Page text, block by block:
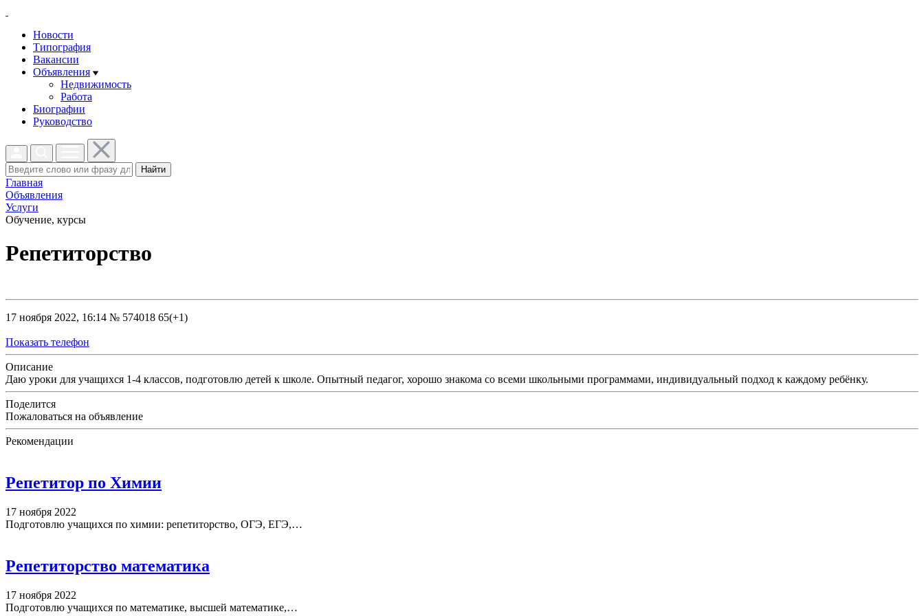
Новости
Типография
Вакансии
Объявления
Недвижимость
Работа
Биографии
Руководство
Найти
Главная
Объявления
Услуги
Обучение, курсы
Репетиторство
17 ноября 2022, 16:14 № 574018 65(+1)
Показать телефон
Описание
Даю уроки для учащихся 1-4 классов, подготовлю детей к школе. Опытный педагог, хорошо знакома со всеми школьными программами, индивидуальный подход к каждому ребёнку.
Поделится
Пожаловаться на объявление
Рекомендации
Репетитор по Химии
17 ноября 2022
Подготовлю учащихся по химии: репетиторство, ОГЭ, ЕГЭ,…
Репетиторство математика
17 ноября 2022
Подготовлю учащихся по математике, высшей математике,…